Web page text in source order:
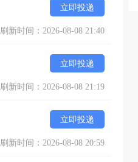
立即投递
刷新时间：2026-08-08 21:40
立即投递
刷新时间：2026-08-08 21:19
立即投递
刷新时间：2026-08-08 20:59